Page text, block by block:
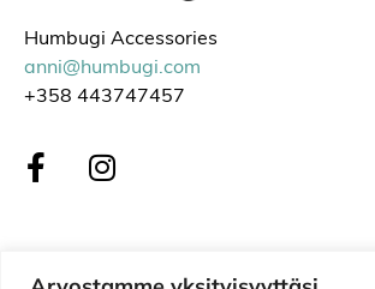
Humbugi Accessories
anni@humbugi.com
+358 443747457